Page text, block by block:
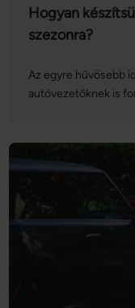
Hogyan
szezonra?
Az egyre hűvösebb
autóvezetőknek is
ennél lényegesen
teendőket,
biztonságos